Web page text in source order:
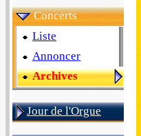
Concerts
Liste
Annoncer
Archives
Jour de l'Orgue